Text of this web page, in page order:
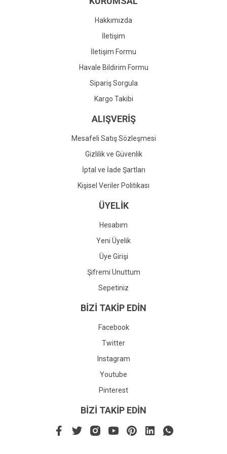
Gönder
Hakkımızda
İletişim
İletişim Formu
Havale Bildirim Formu
Sipariş Sorgula
Kargo Takibi
ALIŞVERİŞ
Mesafeli Satış Sözleşmesi
Gizlilik ve Güvenlik
İptal ve İade Şartları
Kişisel Veriler Politikası
ÜYELİK
Hesabım
Yeni Üyelik
Üye Girişi
Şifremi Unuttum
Sepetiniz
BİZİ TAKİP EDİN
Facebook
Twitter
Instagram
Youtube
Pinterest
BİZİ TAKİP EDİN